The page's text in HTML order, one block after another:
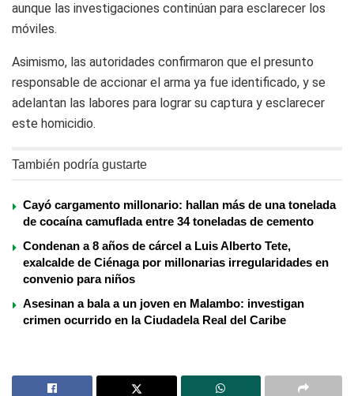
aunque las investigaciones continúan para esclarecer los
móviles.
Asimismo, las autoridades confirmaron que el presunto
responsable de accionar el arma ya fue identificado, y se
adelantan las labores para lograr su captura y esclarecer
este homicidio.
También podría gustarte
Cayó cargamento millonario: hallan más de una tonelada
de cocaína camuflada entre 34 toneladas de cemento
Condenan a 8 años de cárcel a Luis Alberto Tete,
exalcalde de Ciénaga por millonarias irregularidades en
convenio para niños
Asesinan a bala a un joven en Malambo: investigan
crimen ocurrido en la Ciudadela Real del Caribe